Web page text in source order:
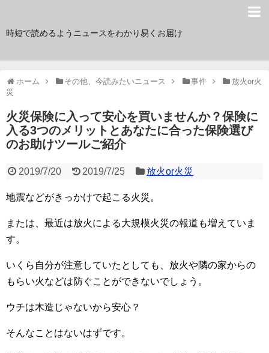
時短で読めるようニュースをわかり易くお届け
ホーム その他、今読みたいニュース 事件
放火or火
災
火災保険に入って安心を買いませんか？保険に
入る3つのメリットとあなたに合った保険選び
のお助けツールご紹介
2019/7/20 2019/7/25 放火or火災
地震などがきっかけで起こる火災。
または、最近は放火による大規模火災の報道も増えていま
す。
いくら自分が注意していたとしても、放火や隣の家からの
もらい火などは防ぐことができないでしょう。
ウチは木造じゃないから安心？
そんなことはないはずです。